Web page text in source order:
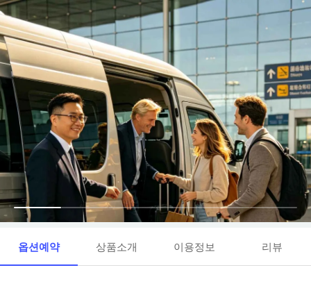
옵션예약 상품소개 이용정보 리뷰